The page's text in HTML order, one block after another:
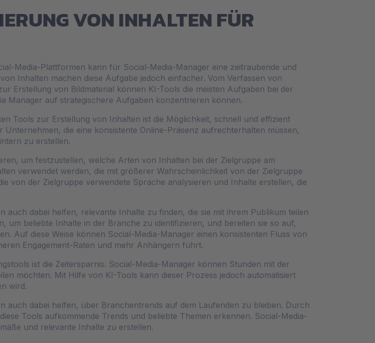
VON INHALTEN FÜR
Media-Plattformen kann für Social-Media-Manager eine zeitraubende und
Inhalten machen diese Aufgabe jedoch einfacher. Vom Verfassen von
Erstellung von Bildmaterial können KI-Tools die meisten Aufgaben bei der
Manager auf strategischere Aufgaben konzentrieren können.
Tools zur Erstellung von Inhalten ist die Möglichkeit, schnell und effizient
die eine konsistente Online-Präsenz aufrechterhalten müssen,
zu erstellen.
um festzustellen, welche Arten von Inhalten bei der Zielgruppe am
verwendet werden, die mit größerer Wahrscheinlichkeit von der Zielgruppe
von der Zielgruppe verwendete Sprache analysieren und Inhalte erstellen, die
dabei helfen, relevante Inhalte zu finden, die sie mit ihrem Publikum teilen
um beliebte Inhalte in der Branche zu identifizieren, und bereiten sie so auf,
Auf diese Weise können Social-Media-Manager einen konsistenten Fluss von
Engagement-Raten und mehr Anhängern führt.
ist die Zeitersparnis. Social-Media-Manager können Stunden mit der
möchten. Mit Hilfe von KI-Tools kann dieser Prozess jedoch automatisiert
wird.
auch dabei helfen, über Branchentrends auf dem Laufenden zu bleiben. Durch
Tools aufkommende Trends und beliebte Themen erkennen. Social-Media-
und relevante Inhalte zu erstellen.